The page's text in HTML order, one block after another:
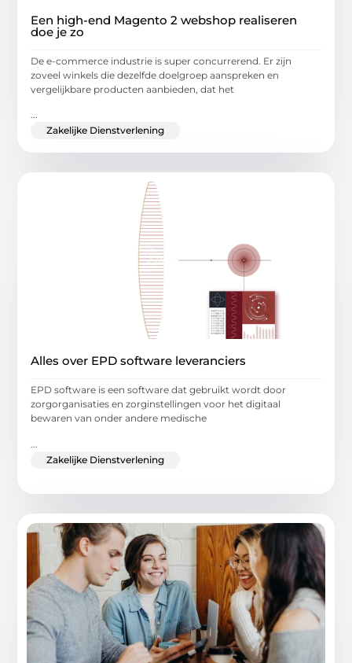
Een high-end Magento 2 webshop realiseren
doe je zo
De e-commerce industrie is super concurrerend. Er zijn
zoveel winkels die dezelfde doelgroep aanspreken en
vergelijkbare producten aanbieden, dat het
...
Zakelijke Dienstverlening
Alles over EPD software leveranciers
EPD software is een software dat gebruikt wordt door
zorgorganisaties en zorginstellingen voor het digitaal
bewaren van onder andere medische
Zakelijke Dienstverlening